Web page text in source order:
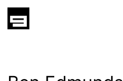
Skip
gatsu